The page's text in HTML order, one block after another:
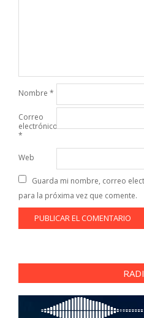
Nombre *
Correo
electrónico
*
Web
Guarda mi nombre, correo
para la próxima vez que comente.